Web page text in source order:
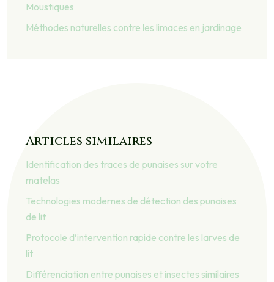
Moustiques
Méthodes naturelles contre les limaces en jardinage
Articles similaires
Identification des traces de punaises sur votre
matelas
Technologies modernes de détection des punaises
de lit
Protocole d’intervention rapide contre les larves de
lit
Différenciation entre punaises et insectes similaires